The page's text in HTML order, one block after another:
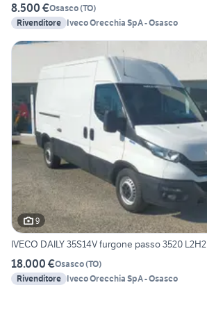
8.500 €Osasco(TO)
Rivenditore Iveco Orecchia SpA - Osasco
9
IVECO DAILY 35S14V furgone passo 3520 L2H2
18.000 €Osasco(TO)
Rivenditore Iveco Orecchia SpA - Osasco